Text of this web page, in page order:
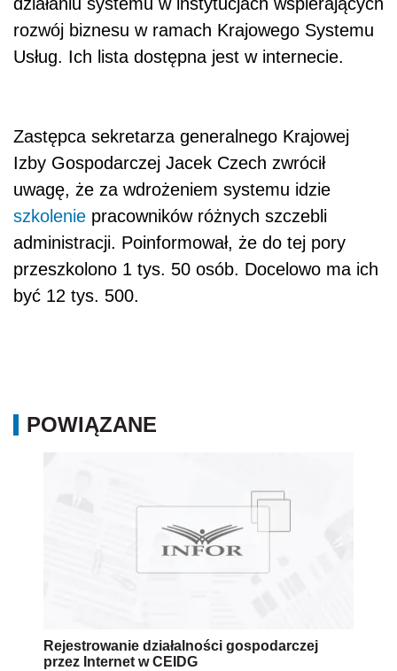
działaniu systemu w instytucjach wspierających
rozwój biznesu w ramach Krajowego Systemu
Usług. Ich lista dostępna jest w internecie.
Zastępca sekretarza generalnego Krajowej
Izby Gospodarczej Jacek Czech zwrócił
uwagę, że za wdrożeniem systemu idzie
szkolenie pracowników różnych szczebli
administracji. Poinformował, że do tej pory
przeszkolono 1 tys. 50 osób. Docelowo ma ich
być 12 tys. 500.
POWIĄZANE
Rejestrowanie działalności gospodarczej
przez Internet w CEIDG